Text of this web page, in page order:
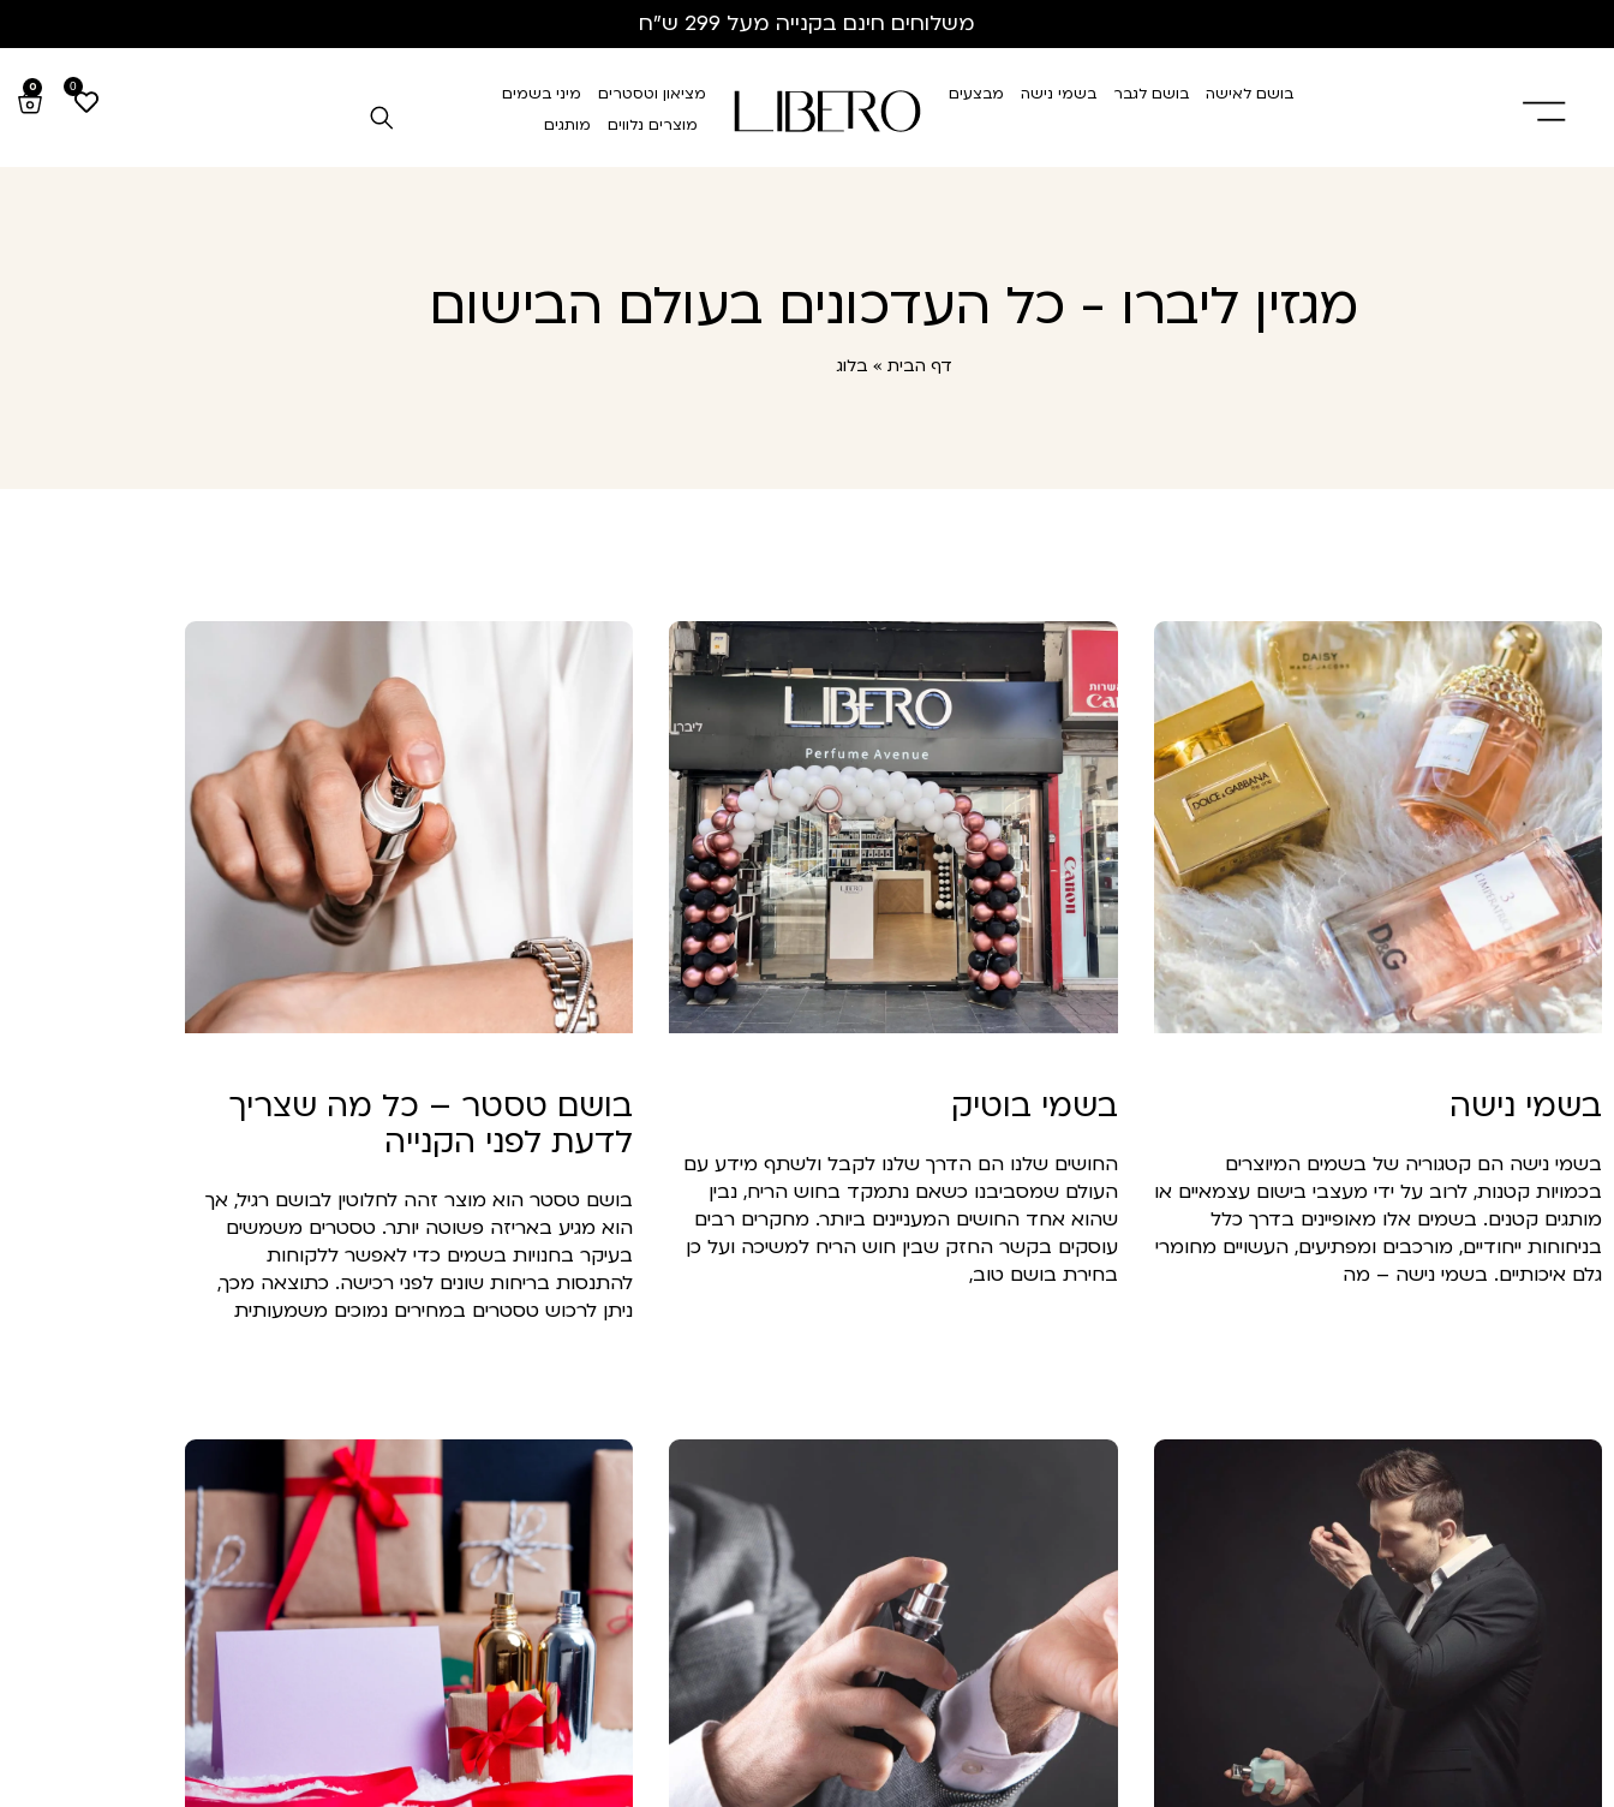
משלוחים חינם בקנייה מעל 299 ש”ח
בושם לאישה בושם לגבר בשמי נישה מבצעים מציאון וטסטרים
מיני בשמים
מוצרים נלווים
מותגים
0
0
מגזין ליברו - כל העדכונים בעולם הבישום
דף הבית » בלוג
בשמי נישה
בשמי נישה הם קטגוריה של בשמים המיוצרים
בכמויות קטנות, לרוב על ידי מעצבי בישום עצמאיים או
מותגים קטנים. בשמים אלו מאופיינים בדרך כלל
בניחוחות ייחודיים, מורכבים ומפתיעים, העשויים מחומרי
גלם איכותיים. בשמי נישה – מה
בשמי בוטיק
החושים שלנו הם הדרך שלנו לקבל ולשתף מידע עם
העולם שמסביבנו כשאם נתמקד בחוש הריח, נבין
שהוא אחד החושים המעניינים ביותר. מחקרים רבים
עוסקים בקשר החזק שבין חוש הריח למשיכה ועל כן
בחירת בושם טוב,
בושם טסטר – כל מה שצריך
לדעת לפני הקנייה
בושם טסטר הוא מוצר זהה לחלוטין לבושם רגיל, אך
הוא מגיע באריזה פשוטה יותר. טסטרים משמשים
בעיקר בחנויות בשמים כדי לאפשר ללקוחות
להתנסות בריחות שונים לפני רכישה. כתוצאה מכך,
ניתן לרכוש טסטרים במחירים נמוכים משמעותית